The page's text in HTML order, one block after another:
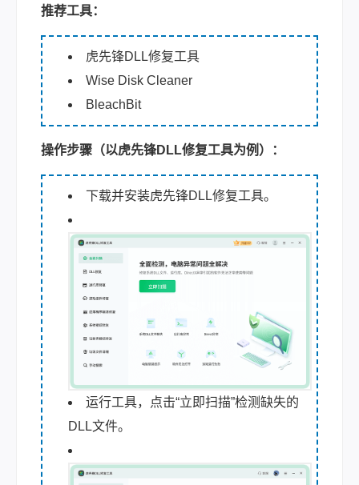
推荐工具：
虎先锋DLL修复工具
Wise Disk Cleaner
BleachBit
操作步骤（以虎先锋DLL修复工具为例）：
下载并安装虎先锋DLL修复工具。
运行工具，点击“立即扫描”检测缺失的
DLL文件。